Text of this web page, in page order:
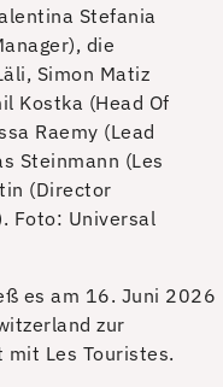
Stefania
die
Simon Matiz
Kostka (Head Of
Raemy (Lead
Steinmann (Les
(Director
Foto: Universal
es am 16. Juni 2026
zur
mit Les Touristes.